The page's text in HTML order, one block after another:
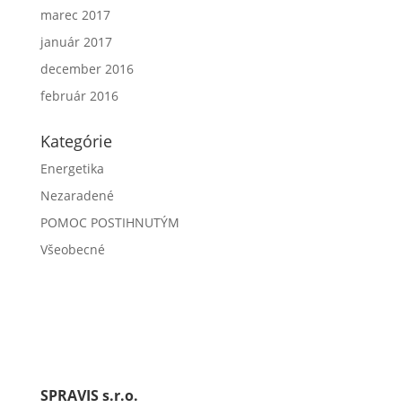
marec 2017
január 2017
december 2016
február 2016
Kategórie
Energetika
Nezaradené
POMOC POSTIHNUTÝM
Všeobecné
SPRAVIS s.r.o.